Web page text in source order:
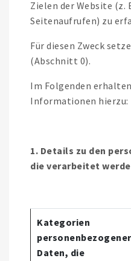
Zielen der Website (z.
Seitenaufrufen) zu
Für diesen Zweck
(Abschnitt 0).
Im Folgenden
Informationen hierzu:
1. Details zu den
die verarbeitet
Kategorien
personenbezogener
Daten, die